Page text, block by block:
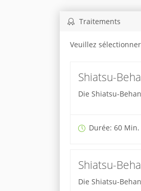
Traitements
Veuillez
Shiatsu-
Die Shiatsu-
Durée: 60 Min.
Shiatsu-
Die Shiatsu-